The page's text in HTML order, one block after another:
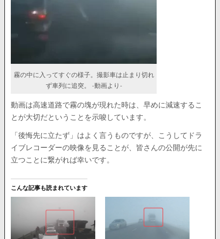
霧の中に入ってすぐの様子。撮影車は止まり切れ
ず車列に追突。 -動画より-
動画は高速道路で霧の塊が現れた時は、早めに減速するこ
とが大切だということを示唆しています。
「後悔先に立たず」はよく言うものですが、こうしてドラ
イブレコーダーの映像を見ることが、皆さんの公開が先に
立つことに繋がれば幸いです。
こんな記事も読まれています